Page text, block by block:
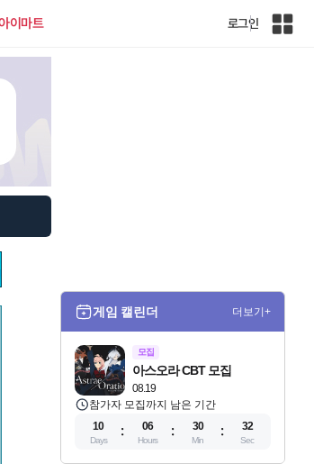
이마트 로그인
인
게임 캘린더 더보기+
모집
08.19
아스오라 CBT 모집
참가자 모집까지 남은 기간
10
Days
06
Hours
30
Min
31
Sec